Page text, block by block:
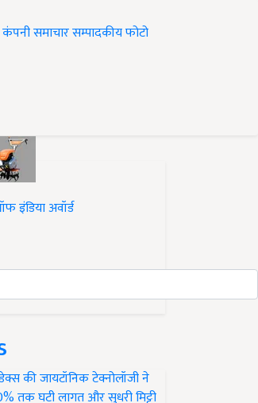
कंपनी समाचारसम्पादकीयफोटो
इंडिया अवॉर्ड